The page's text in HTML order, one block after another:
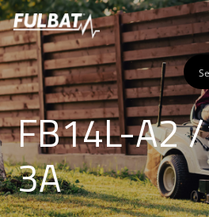
FB14L-A2
3A